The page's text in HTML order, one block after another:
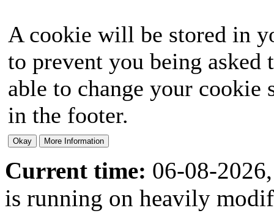
A cookie will be stored in
to prevent you being
able to change your
in the footer.
Current time: 06-08-
is running on heavily